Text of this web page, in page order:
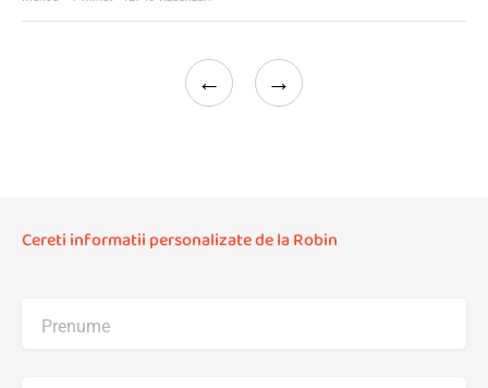
← →
Cereti informatii personalizate de la Robin
Prenume